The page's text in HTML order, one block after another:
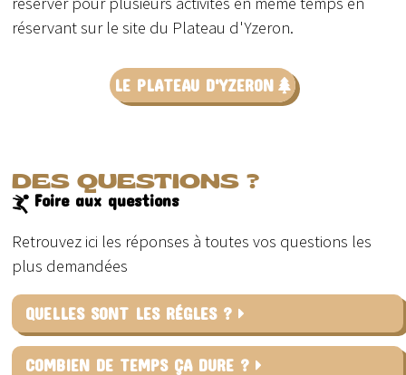
réservant sur le site du Plateau d'Yzeron.
LE PLATEAU D'YZERON
DES QUESTIONS ?
Foire aux questions
Retrouvez ici les réponses à toutes vos questions les
plus demandées
QUELLES SONT LES RÉGLES ?
COMBIEN DE TEMPS ÇA DURE ?